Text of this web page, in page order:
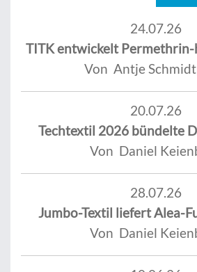
24.07.26
TITK entwickelt
Von Antje
20.07.26
Techtextil 2026 bündelte
Von Daniel
28.07.26
Jumbo-Textil liefert Alea-
Von Daniel